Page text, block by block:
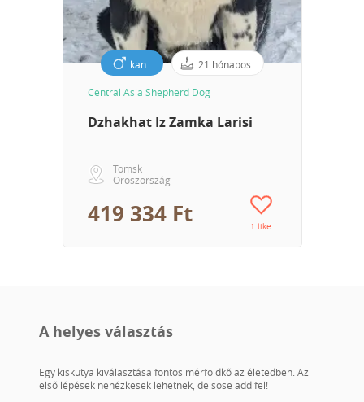
kan 21 hónapos
Central Asia Shepherd Dog
Dzhakhat Iz Zamka Larisi
Tomsk
Oroszország
419 334 Ft 1 like
A helyes választás
Egy kiskutya kiválasztása fontos mérföldkő az életedben. Az
első lépések nehézkesek lehetnek, de sose add fel!